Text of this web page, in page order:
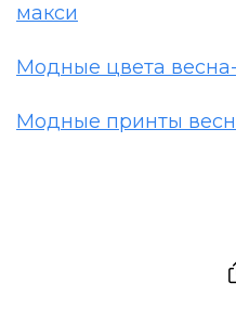
макси
Модные цвета
Модные принты